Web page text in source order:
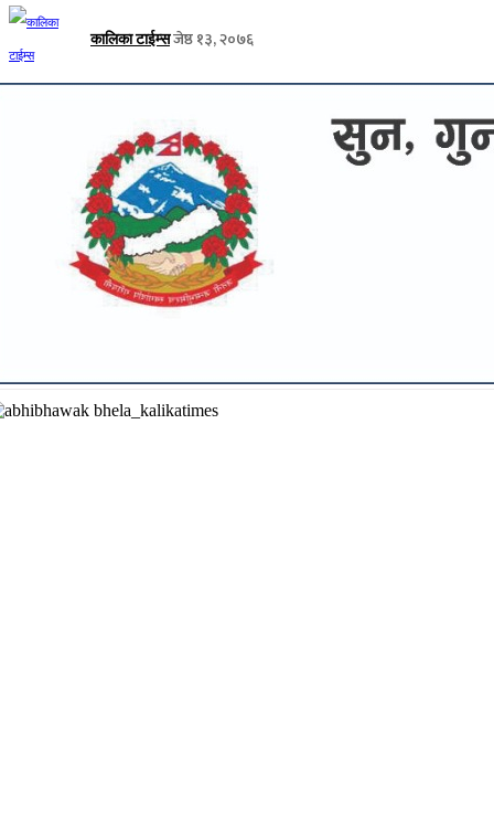
कालिका टाईम्सजेष्ठ १३, २०७६